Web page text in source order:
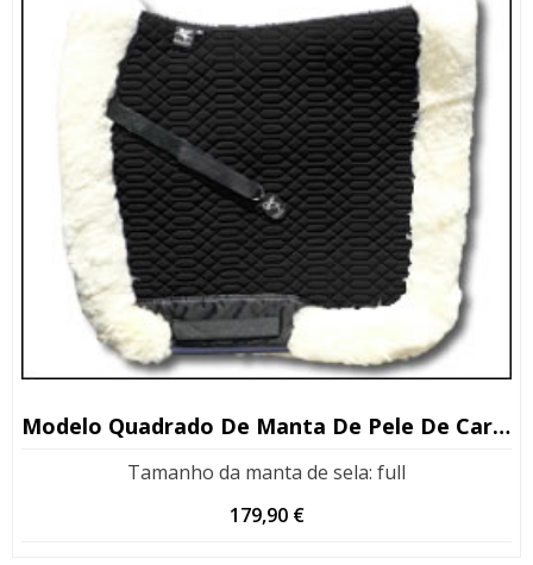
Modelo Quadrado De Manta De Pele De Carneiro
Tamanho da manta de sela: full
179,90 €